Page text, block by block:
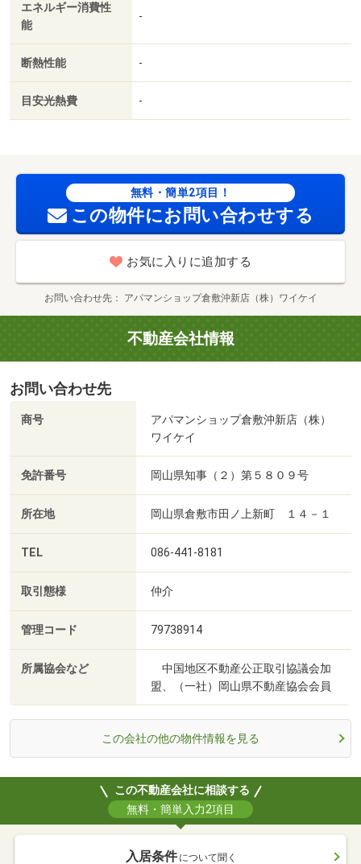
気システム／複層ガラス／２駅利用可／駅徒歩５分以内／
駅徒歩１０分以内／プロパンガス／ＢＳ／礼金１ヶ月／保
１１２ｍ／ジュンテンドー 吉備津店（その他）まで３５
１ｍ／ディスカウントドラッグコスモス吉備津店（その
他）まで１０５３ｍ／ローソン岡山辛川西店（コンビニ）
エネルギー消費性
能
-
断熱性能 -
目安光熱費 -
無料・簡単2項目！
この物件にお問い合わせする
お気に入りに追加する
お問い合わせ先 アパマンショップ倉敷沖新店（株）ワイケイ
不動産会社情報
お問い合わせ先
商号
アパマンショップ倉敷沖新店（株）
ワイケイ
免許番号 岡山県知事（２）第５８０９号
所在地 岡山県倉敷市田ノ上新町 １４－１
TEL 086-441-8181
取引態様 仲介
管理コード 79738914
所属協会など
中国地区不動産公正取引協議会加
盟、（一社）岡山県不動産協会会員
この会社の他の物件情報を見る
この不動産会社に相談する
無料・簡単入力2項目
入居条件 について聞く